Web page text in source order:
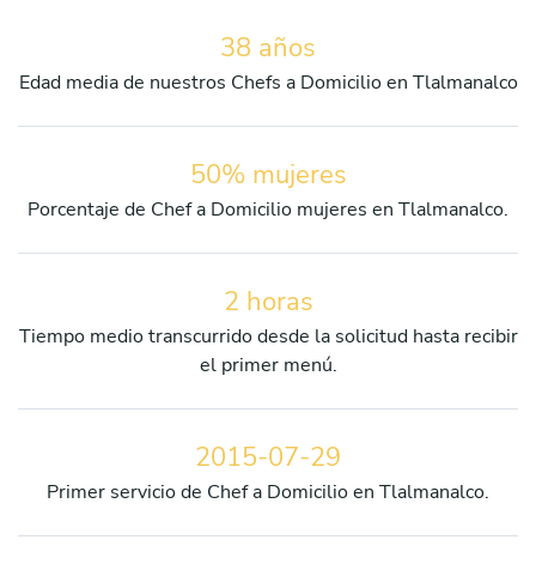
38 años
Edad media de nuestros Chefs a Domicilio en Tlalmanalco
50% mujeres
Porcentaje de Chef a Domicilio mujeres en Tlalmanalco.
2 horas
Tiempo medio transcurrido desde la solicitud hasta recibir
el primer menú.
2015-07-29
Primer servicio de Chef a Domicilio en Tlalmanalco.